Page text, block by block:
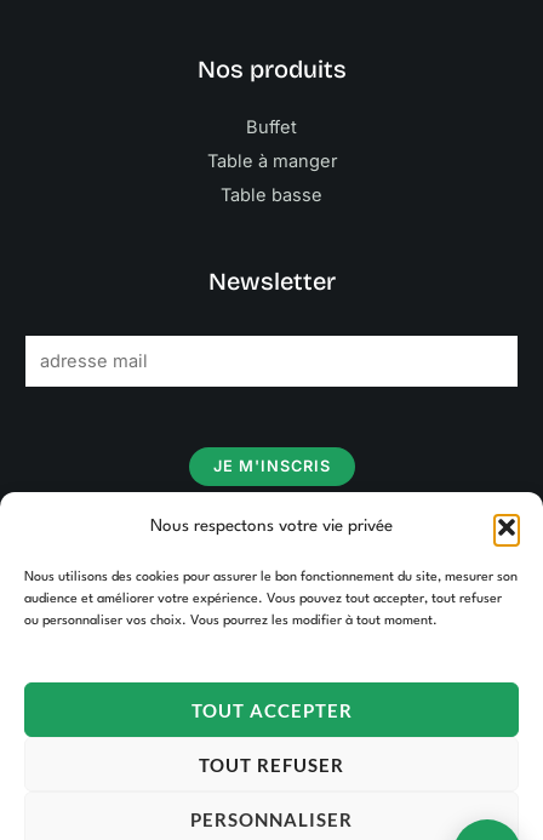
Nous respectons votre vie privée
Nous utilisons des cookies pour assurer le bon fonctionnement du site, mesurer son
audience et améliorer votre expérience. Vous pouvez tout accepter, tout refuser
ou personnaliser vos choix. Vous pourrez les modifier à tout moment.
TOUT ACCEPTER
TOUT REFUSER
PERSONNALISER
Nos produits
Buffet
Table à manger
Table basse
Newsletter
m
JE M'INSCRIS